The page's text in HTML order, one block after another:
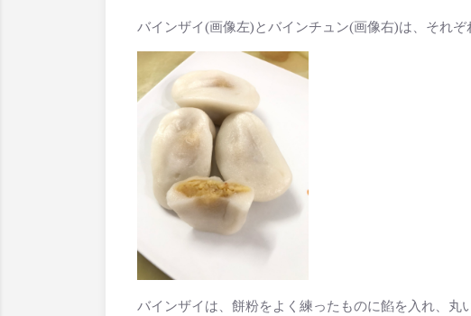
バインザイ(画像左)とバインチュン(画像右)は、それぞ
バインザイは、餅粉をよく練ったものに餡を入れ、